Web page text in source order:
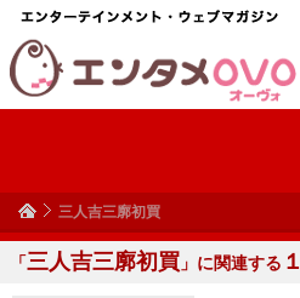
三人吉三廓初買
「三人吉三廓初買 」に関連する １